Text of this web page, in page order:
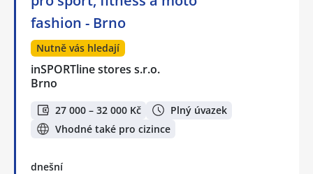
fashion - Brno
Nutně vás hledají
inSPORTline stores s.r.o.
Brno
27 000 – 32 000 Kč
Plný úvazek
Vhodné také pro cizince
dnešní